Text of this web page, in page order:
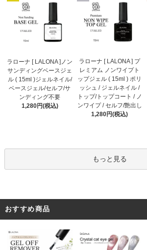
ラローナ [ LALONA ]ノン
サンディングベースジェ
ル ( 15ml )ジェルネイル/
ベースジェル/セルフ/サ
ンディング不要
1,280円(税込)
ラローナ [ LALONA ] プ
レミアム ノンワイプト
ップジェル ( 15ml ) ポリ
ッシュ / ジェルネイル /
トップ/トップコート / ノ
ンワイプ / セルフ/艶出し
1,280円(税込)
もっと見る
おすすめ商品